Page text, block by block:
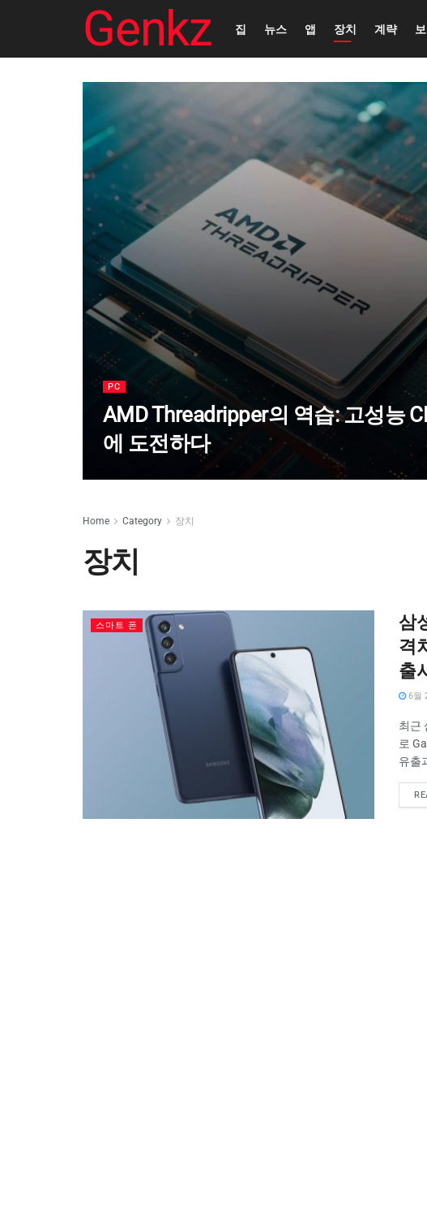
Genkz 집 뉴스 앱 장치 계략
PC
AMD Threadripper의 역습: 고성능
에 도전하다
Home Category 장치
장치
스마트 폰
삼
격
출
6월
최근
로
유출